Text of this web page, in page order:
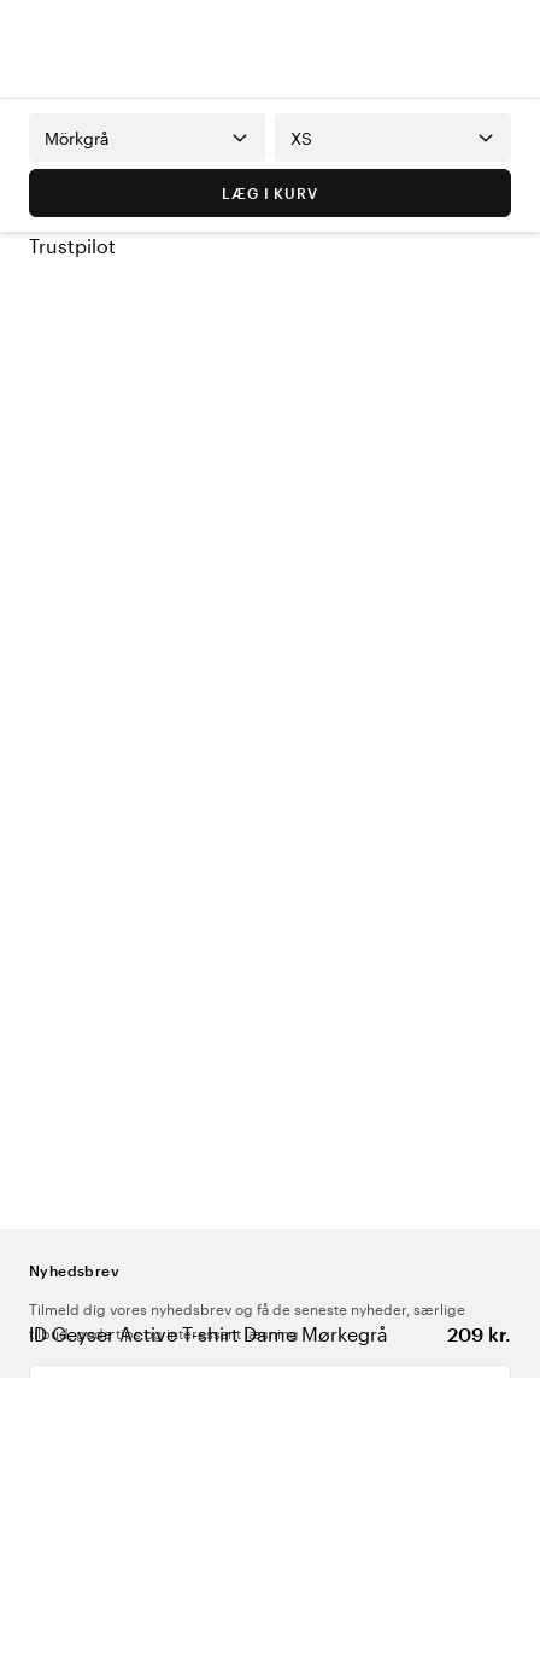
ID Geyser Active T-shirt Dame Mørkegrå 209 kr.
Mörkgrå XS
LÆG I KURV
Trustpilot
Nyhedsbrev
Tilmeld dig vores nyhedsbrev og få de seneste nyheder, særlige
tilbud, gode tips og interessant læsning
Indtast din e-mailadresse